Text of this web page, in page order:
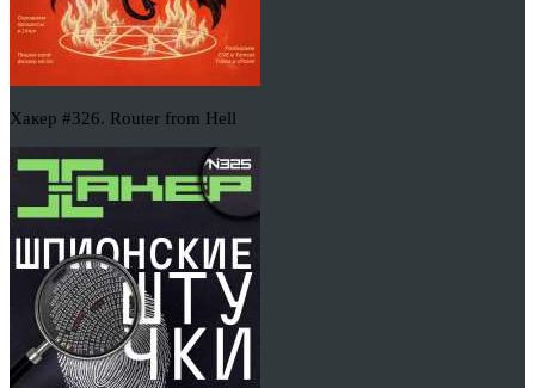
Хакер #326. Router from Hell